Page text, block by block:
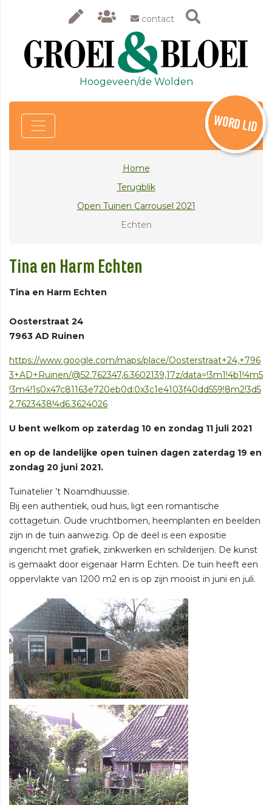
contact
Hoogeveen/de Wolden
WORD LID
Home
Terugblik
Open Tuinen Carrousel 2021
Echten
Tina en Harm Echten
Tina en Harm Echten
Oosterstraat 24
7963 AD Ruinen
https://www.google.com/maps/place/Oosterstraat+24,+796
3+AD+Ruinen/@52.762347,6.3602139,17z/data=!3m1!4b1!4m5
!3m4!1s0x47c81163e720eb0d:0x3c1e4103f40dd559!8m2!3d5
2.7623438!4d6.3624026
U bent welkom op zaterdag 10 en zondag 11 juli 2021
en op de landelijke open tuinen dagen zaterdag 19 en
zondag 20 juni 2021.
Tuinatelier ’t Noamdhuussie.
Bij een authentiek, oud huis, ligt een romantische
cottagetuin. Oude vruchtbomen, heemplanten en beelden
zijn in de tuin aanwezig. Op de deel is een expositie
ingericht met grafiek, zinkwerken en schilderijen. De kunst
is gemaakt door eigenaar Harm Echten. De tuin heeft een
oppervlakte van 1200 m2 en is op zijn mooist in juni en juli.